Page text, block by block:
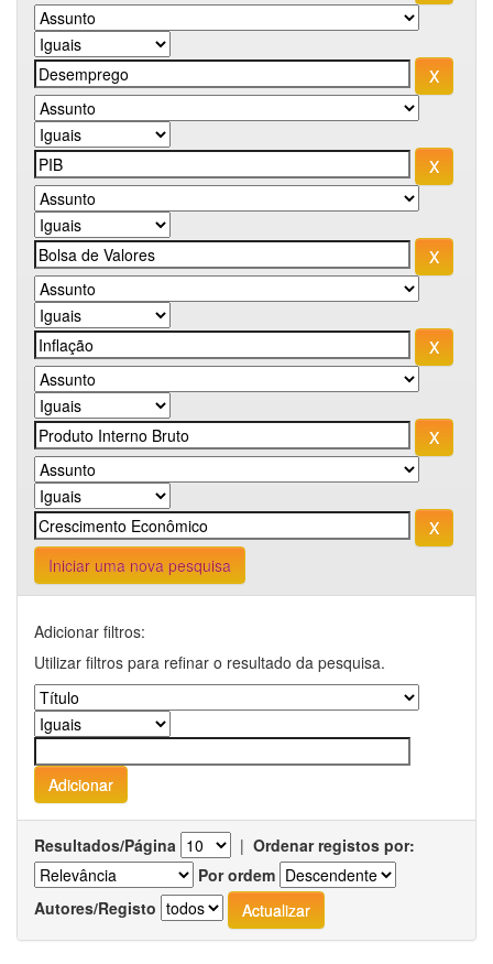
Iniciar uma nova pesquisa
Adicionar filtros:
Utilizar filtros para refinar o resultado da pesquisa.
Resultados/Página | Ordenar registos por:
Por ordem
Autores/Registo